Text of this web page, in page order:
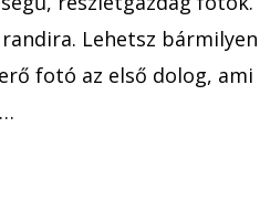
Lehetsz bármilyen
fotó az első dolog, ami